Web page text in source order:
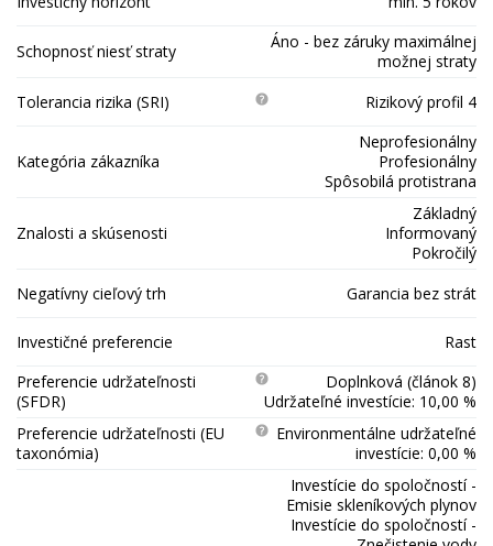
Schopnosť niesť straty
Áno - bez záruky maximálnej
možnej straty
Tolerancia rizika (SRI)
Rizikový profil 4
Kategória zákazníka
Neprofesionálny
Profesionálny
Spôsobilá protistrana
Znalosti a skúsenosti
Základný
Informovaný
Pokročilý
Negatívny cieľový trh
Garancia bez strát
Investičné preferencie
Rast
Preferencie udržateľnosti
(SFDR)
Doplnková (článok 8)
Udržateľné investície: 10,00 %
Preferencie udržateľnosti (EU
taxonómia)
Environmentálne udržateľné
investície: 0,00 %
Investície do spoločností -
Emisie skleníkových plynov
Investície do spoločností -